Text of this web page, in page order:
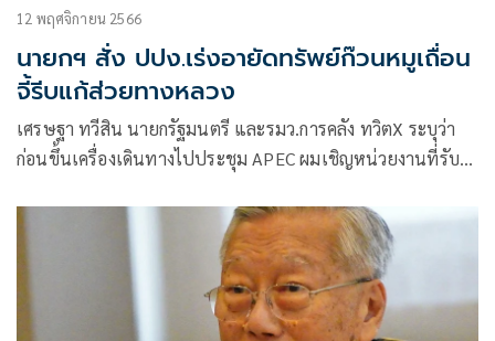
12 พฤศจิกายน 2566
นายกฯ สั่ง ปปง.เร่งอายัดทรัพย์ก๊วนหมูเถื่อน
จี้รีบแก้ส่วยทางหลวง
เศรษฐา ทวีสิน นายกรัฐมนตรี และรมว.การคลัง ทวิตX ระบุว่า
ก่อนขึ้นเครื่องเดินทางไปประชุม APEC ผมเชิญหน่วยงานที่รับ